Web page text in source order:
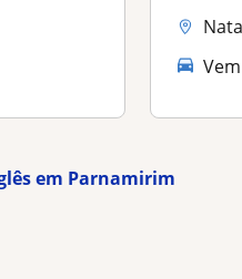
Natal,
em Parnamirim